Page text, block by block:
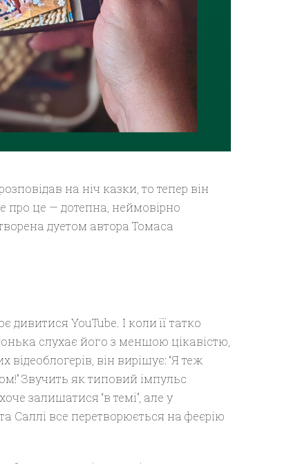
на ніч казки, то тепер він
про це — дотепна, неймовірно
дуетом автора Томаса
дивитися YouTube. І коли її татко
слухає його з меншою цікавістю,
відеоблогерів, він вирішує: “Я теж
Звучить як типовий імпульс
залишатися “в темі”, але у
Саллі все перетворюється на феєрію